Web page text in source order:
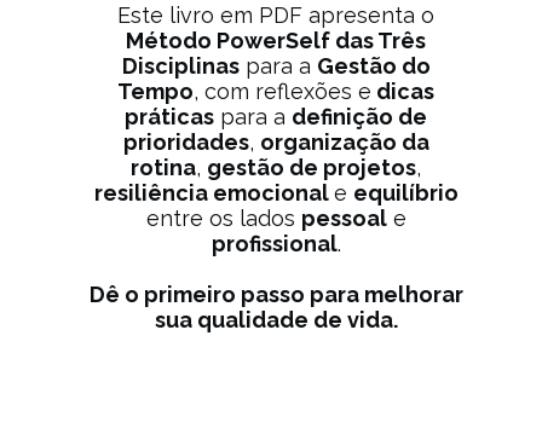
Este livro em PDF apresenta o
Método PowerSelf das Três
Disciplinaspara a Gestão do
Tempo, com reflexões e dicas
práticas para a definição de
prioridades, organização da
rotina, gestão de projetos,
resiliência emocionale equilíbrio
entre os lados pessoale
profissional.
Dê o primeiro passo para melhorar
sua qualidade de vida.